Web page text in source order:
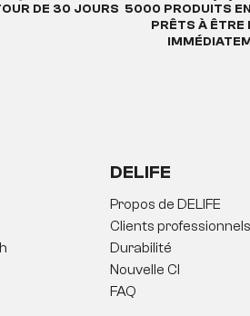
DE 30 JOURS 5000 PRODUITS
PRÊTS À ÊTRE
DELIFE
Propos de DELIFE
Clients professionnels
Durabilité
Nouvelle CI
FAQ